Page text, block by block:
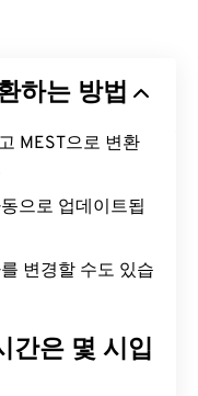
하는 방법
MEST으로 변환
으로 업데이트됩
변경할 수도 있습
간은 몇 시입